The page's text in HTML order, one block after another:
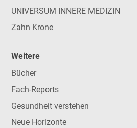
UNIVERSUM INNERE MEDIZIN
Zahn Krone
Weitere
Bücher
Fach-Reports
Gesundheit verstehen
Neue Horizonte